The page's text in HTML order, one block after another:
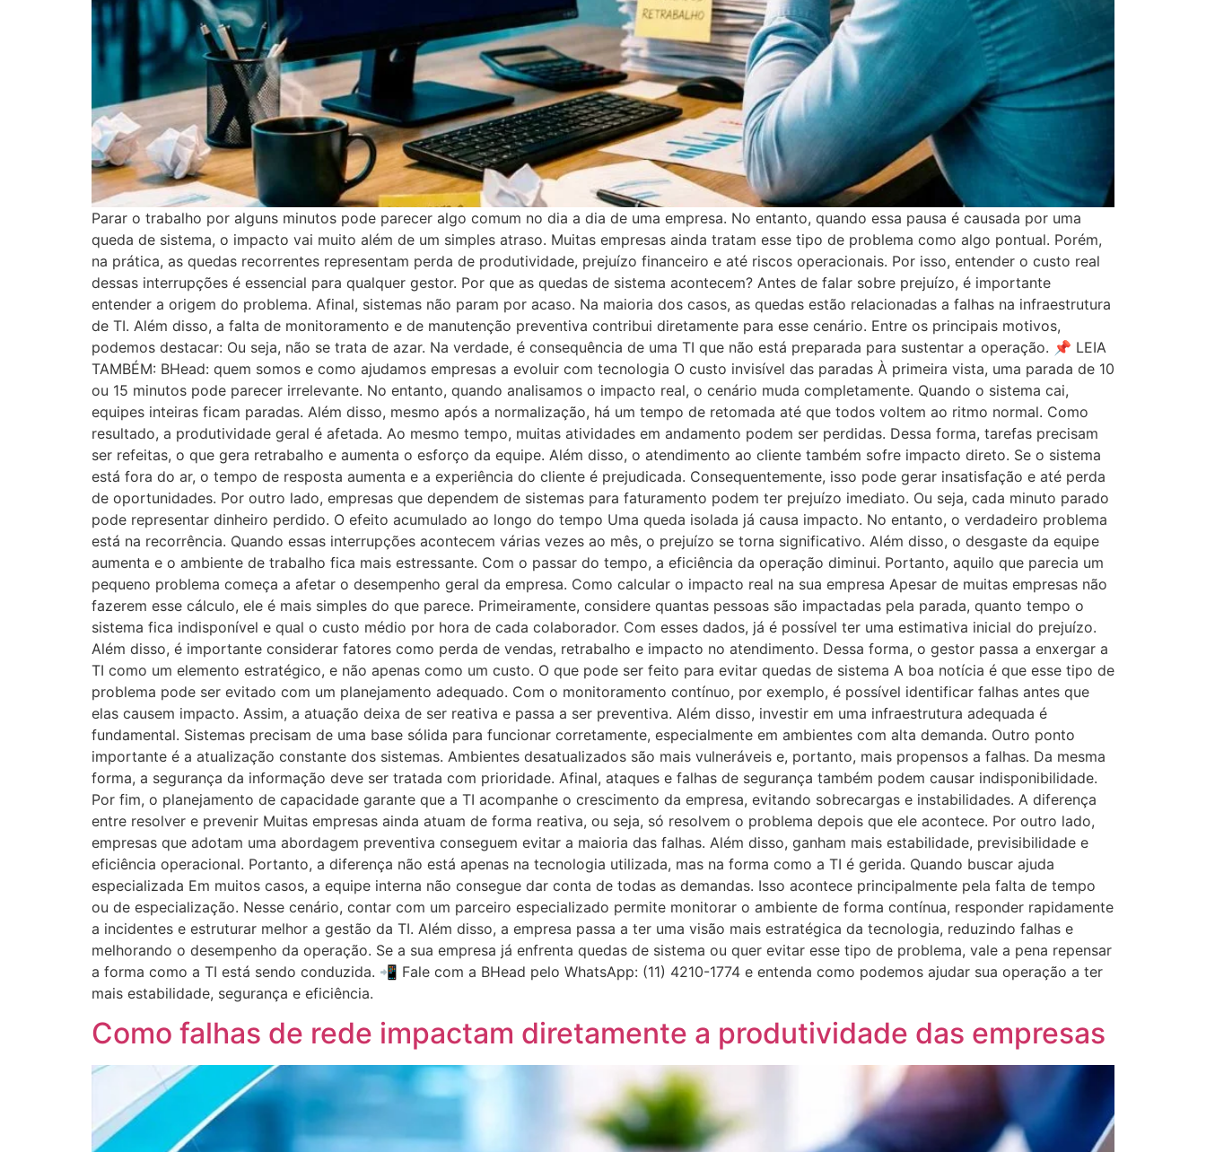
Parar o trabalho por alguns minutos pode parecer algo comum no dia a dia de uma empresa. No entanto, quando essa pausa é causada por uma
queda de sistema, o impacto vai muito além de um simples atraso. Muitas empresas ainda tratam esse tipo de problema como algo pontual. Porém,
na prática, as quedas recorrentes representam perda de produtividade, prejuízo financeiro e até riscos operacionais. Por isso, entender o custo real
dessas interrupções é essencial para qualquer gestor. Por que as quedas de sistema acontecem? Antes de falar sobre prejuízo, é importante
entender a origem do problema. Afinal, sistemas não param por acaso. Na maioria dos casos, as quedas estão relacionadas a falhas na infraestrutura
de TI. Além disso, a falta de monitoramento e de manutenção preventiva contribui diretamente para esse cenário. Entre os principais motivos,
podemos destacar: Ou seja, não se trata de azar. Na verdade, é consequência de uma TI que não está preparada para sustentar a operação. 📌 LEIA
TAMBÉM: BHead: quem somos e como ajudamos empresas a evoluir com tecnologia O custo invisível das paradas À primeira vista, uma parada de 10
ou 15 minutos pode parecer irrelevante. No entanto, quando analisamos o impacto real, o cenário muda completamente. Quando o sistema cai,
equipes inteiras ficam paradas. Além disso, mesmo após a normalização, há um tempo de retomada até que todos voltem ao ritmo normal. Como
resultado, a produtividade geral é afetada. Ao mesmo tempo, muitas atividades em andamento podem ser perdidas. Dessa forma, tarefas precisam
ser refeitas, o que gera retrabalho e aumenta o esforço da equipe. Além disso, o atendimento ao cliente também sofre impacto direto. Se o sistema
está fora do ar, o tempo de resposta aumenta e a experiência do cliente é prejudicada. Consequentemente, isso pode gerar insatisfação e até perda
de oportunidades. Por outro lado, empresas que dependem de sistemas para faturamento podem ter prejuízo imediato. Ou seja, cada minuto parado
pode representar dinheiro perdido. O efeito acumulado ao longo do tempo Uma queda isolada já causa impacto. No entanto, o verdadeiro problema
está na recorrência. Quando essas interrupções acontecem várias vezes ao mês, o prejuízo se torna significativo. Além disso, o desgaste da equipe
aumenta e o ambiente de trabalho fica mais estressante. Com o passar do tempo, a eficiência da operação diminui. Portanto, aquilo que parecia um
pequeno problema começa a afetar o desempenho geral da empresa. Como calcular o impacto real na sua empresa Apesar de muitas empresas não
fazerem esse cálculo, ele é mais simples do que parece. Primeiramente, considere quantas pessoas são impactadas pela parada, quanto tempo o
sistema fica indisponível e qual o custo médio por hora de cada colaborador. Com esses dados, já é possível ter uma estimativa inicial do prejuízo.
Além disso, é importante considerar fatores como perda de vendas, retrabalho e impacto no atendimento. Dessa forma, o gestor passa a enxergar a
TI como um elemento estratégico, e não apenas como um custo. O que pode ser feito para evitar quedas de sistema A boa notícia é que esse tipo de
problema pode ser evitado com um planejamento adequado. Com o monitoramento contínuo, por exemplo, é possível identificar falhas antes que
elas causem impacto. Assim, a atuação deixa de ser reativa e passa a ser preventiva. Além disso, investir em uma infraestrutura adequada é
fundamental. Sistemas precisam de uma base sólida para funcionar corretamente, especialmente em ambientes com alta demanda. Outro ponto
importante é a atualização constante dos sistemas. Ambientes desatualizados são mais vulneráveis e, portanto, mais propensos a falhas. Da mesma
forma, a segurança da informação deve ser tratada com prioridade. Afinal, ataques e falhas de segurança também podem causar indisponibilidade.
Por fim, o planejamento de capacidade garante que a TI acompanhe o crescimento da empresa, evitando sobrecargas e instabilidades. A diferença
entre resolver e prevenir Muitas empresas ainda atuam de forma reativa, ou seja, só resolvem o problema depois que ele acontece. Por outro lado,
empresas que adotam uma abordagem preventiva conseguem evitar a maioria das falhas. Além disso, ganham mais estabilidade, previsibilidade e
eficiência operacional. Portanto, a diferença não está apenas na tecnologia utilizada, mas na forma como a TI é gerida. Quando buscar ajuda
especializada Em muitos casos, a equipe interna não consegue dar conta de todas as demandas. Isso acontece principalmente pela falta de tempo
ou de especialização. Nesse cenário, contar com um parceiro especializado permite monitorar o ambiente de forma contínua, responder rapidamente
a incidentes e estruturar melhor a gestão da TI. Além disso, a empresa passa a ter uma visão mais estratégica da tecnologia, reduzindo falhas e
melhorando o desempenho da operação. Se a sua empresa já enfrenta quedas de sistema ou quer evitar esse tipo de problema, vale a pena repensar
a forma como a TI está sendo conduzida. 📲 Fale com a BHead pelo WhatsApp: (11) 4210-1774 e entenda como podemos ajudar sua operação a ter
mais estabilidade, segurança e eficiência.
Como falhas de rede impactam diretamente a produtividade das empresas